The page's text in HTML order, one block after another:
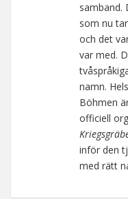
samband.
som nu
och det
var med.
namn.
Böhmen
officiell
inför den
med rätt